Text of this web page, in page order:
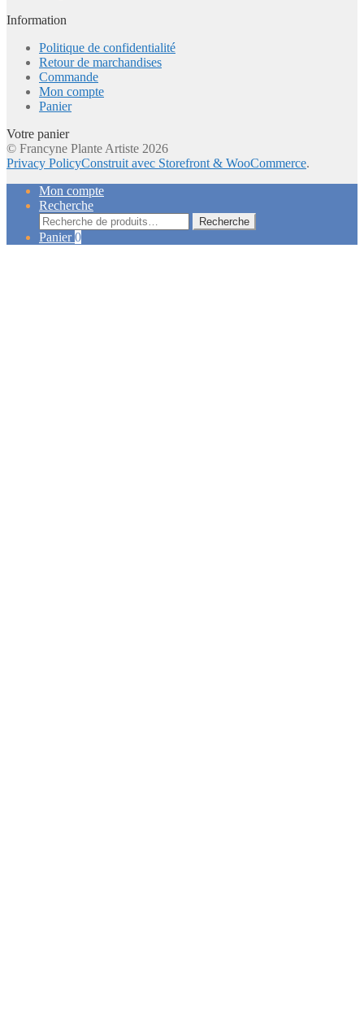
Information
Politique de confidentialité
Retour de marchandises
Commande
Mon compte
Panier
Votre panier
© Francyne Plante Artiste 2026
Privacy PolicyConstruit avec Storefront & WooCommerce.
Mon compte
Recherche
Recherche
pour :
Recherche
Panier0